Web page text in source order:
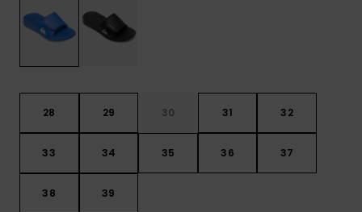
les plus
fréquentes
et notre
contact.
Consulter
la FAQ
28 29 30 31 32
33 34 35 36 37
38 39